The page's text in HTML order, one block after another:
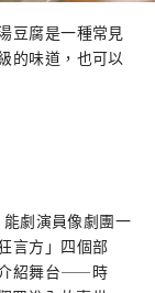
豆腐是一種常見
的味道，也可以
劇演員像劇團一
言方」四個部
介紹舞台——時